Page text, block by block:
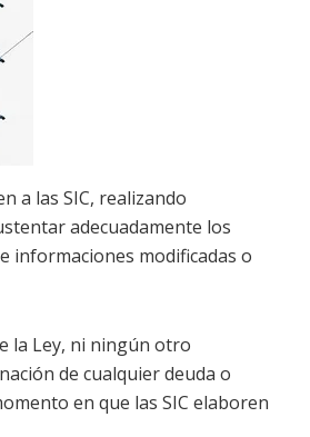
a las SIC, realizando
adecuadamente los
informaciones modificadas o
la Ley, ni ningún otro
de cualquier deuda o
en que las SIC elaboren